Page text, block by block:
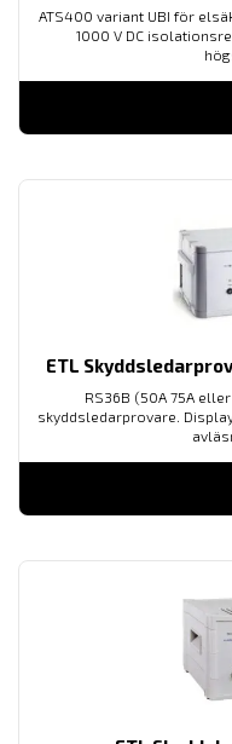
ATS400 variant UBI för
1000 V DC
ETL
RS36B (50A 75A
skyddsledarprovare.